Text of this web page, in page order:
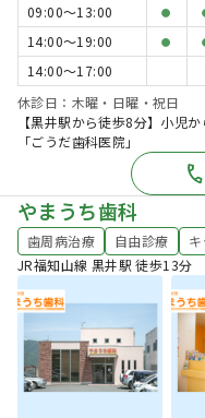
09:00〜13:00
●
14:00〜19:00 ●
14:00〜17:00
休診日：木曜・日曜・祝日
【黒井駅から徒歩8分】小児
「ごうだ歯科医院」
やまうち歯科
歯周病治療 自由診療
JR福知山線 黒井駅 徒歩13分